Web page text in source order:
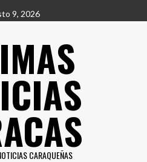
9, 2026
CARAQUEÑAS